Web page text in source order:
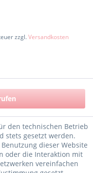
zzgl.Versandkosten
den technischen Betrieb
stets gesetzt werden.
dieser Website
oder die Interaktion mit
vereinfachen